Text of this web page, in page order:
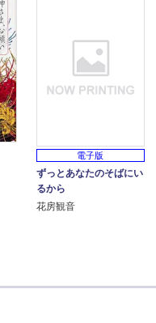
電子版
ずっとあなたのそばにい
るから
花房観音